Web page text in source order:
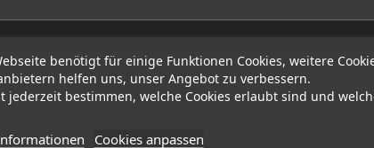
benötigt für einige Funktionen Cookies, weitere
helfen uns, unser Angebot zu verbessern.
jederzeit bestimmen, welche Cookies erlaubt sind und
Cookies anpassen